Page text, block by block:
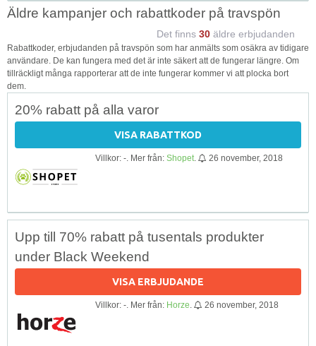
Äldre kampanjer och rabattkoder på travspön
Det finns 30 äldre erbjudanden
Rabattkoder, erbjudanden på travspön som har anmälts som osäkra av tidigare
användare. De kan fungera med det är inte säkert att de fungerar längre. Om
tillräckligt många rapporterar att de inte fungerar kommer vi att plocka bort
dem.
20% rabatt på alla varor
VISA RABATTKOD
Villkor: -. Mer från: Shopet 26 november, 2018
Upp till 70% rabatt på tusentals produkter
under Black Weekend
VISA ERBJUDANDE
Villkor: -. Mer från: Horze 26 november, 2018